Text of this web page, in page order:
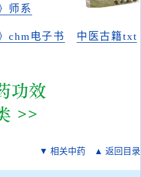
师系
chm电子书
中医古籍txt
▼ 相关中药 ▲ 返回目录